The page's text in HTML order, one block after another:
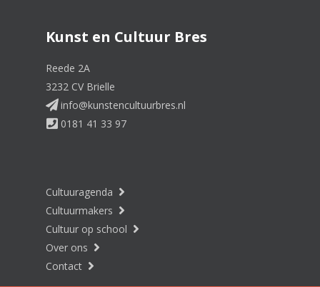
Kunst en Cultuur Bres
Reede 2A
3232 CV Brielle
info@kunstencultuurbres.nl
0181 41 33 97
Cultuuragenda
Cultuurmakers
Cultuur op school
Over ons
Contact